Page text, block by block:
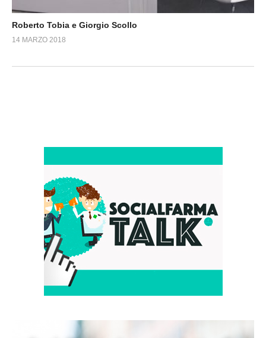
Roberto Tobia e Giorgio Scollo
14 MARZO 2018